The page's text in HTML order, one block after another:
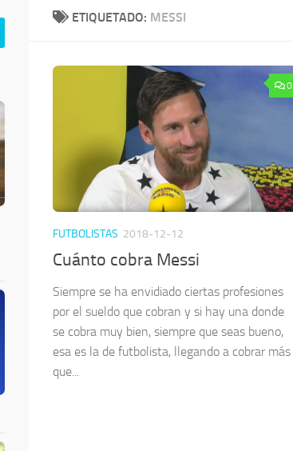
ETIQUETADO: MESSI
0
FUTBOLISTAS 2018-12-12
Cuánto cobra Messi
Siempre se ha envidiado ciertas profesiones
por el sueldo que cobran y si hay una donde
se cobra muy bien, siempre que seas bueno,
esa es la de futbolista, llegando a cobrar más
que...